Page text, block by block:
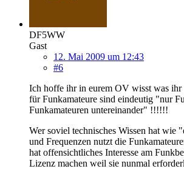
DF5WW
Gast
12. Mai 2009 um 12:43
#6
Ich hoffe ihr in eurem OV wisst was
für Funkamateure sind eindeutig "nur
Funkamateuren untereinander" !!!!!!
Wer soviel technisches Wissen hat wie
und Frequenzen nutzt die
hat offensichtliches Interesse am
Lizenz machen weil sie nunmal